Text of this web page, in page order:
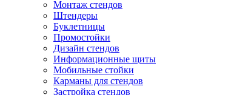
Монтаж стендов
Штендеры
Буклетницы
Промостойки
Дизайн стендов
Информационные щиты
Мобильные стойки
Карманы для стендов
Застройка стендов